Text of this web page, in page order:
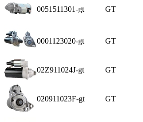
0051511301-gt GT
0001123020-gt GT
02Z911024J-gt GT
020911023F-gt GT